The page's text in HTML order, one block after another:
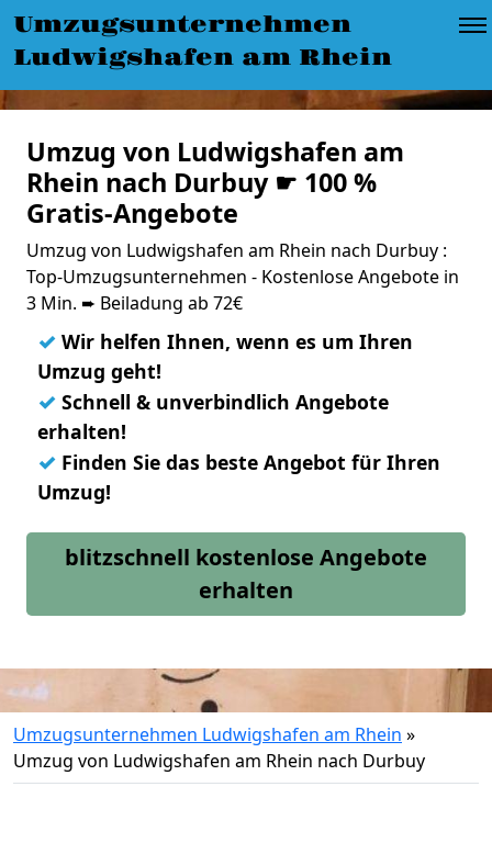
Umzugsunternehmen
Ludwigshafen am Rhein
Umzug von Ludwigshafen am
Rhein nach Durbuy ☛ 100 %
Gratis-Angebote
Umzug von Ludwigshafen am Rhein nach Durbuy :
Top-Umzugsunternehmen - Kostenlose Angebote in
3 Min. ➨ Beiladung ab 72€
✓ Wir helfen Ihnen, wenn es um Ihren
Umzug geht!
✓ Schnell & unverbindlich Angebote
erhalten!
✓ Finden Sie das beste Angebot für Ihren
Umzug!
blitzschnell kostenlose Angebote
erhalten
Umzugsunternehmen Ludwigshafen am Rhein »
Umzug von Ludwigshafen am Rhein nach Durbuy